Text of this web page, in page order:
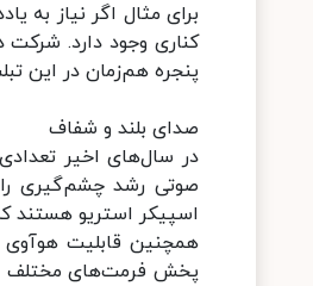
برای مثال اگر نیاز به
کناری وجود دارد.
پنجره هم‌زمان در این
صدای بلند و شفاف
در سال‌های اخیر
اسپیکر استریو هستند
پخش فرمت‌های مختلف